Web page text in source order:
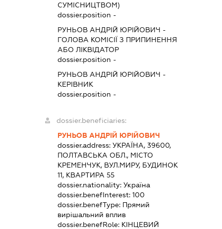
СУМІСНИЦТВОМ)
dossier.position -
РУНЬОВ АНДРІЙ ЮРІЙОВИЧ -
ГОЛОВА КОМІСІЇ З ПРИПИНЕННЯ
АБО ЛІКВІДАТОР
dossier.position -
РУНЬОВ АНДРІЙ ЮРІЙОВИЧ -
КЕРІВНИК
dossier.position -
dossier.beneficiaries:
РУНЬОВ АНДРІЙ ЮРІЙОВИЧ
dossier.address: УКРАЇНА, 39600,
ПОЛТАВСЬКА ОБЛ., МІСТО
КРЕМЕНЧУК, ВУЛ.МИРУ, БУДИНОК
11, КВАРТИРА 55
dossier.nationality: Україна
dossier.benefInterest: 100
dossier.benefType: Прямий
вирішальний вплив
dossier.benefRole: КІНЦЕВИЙ